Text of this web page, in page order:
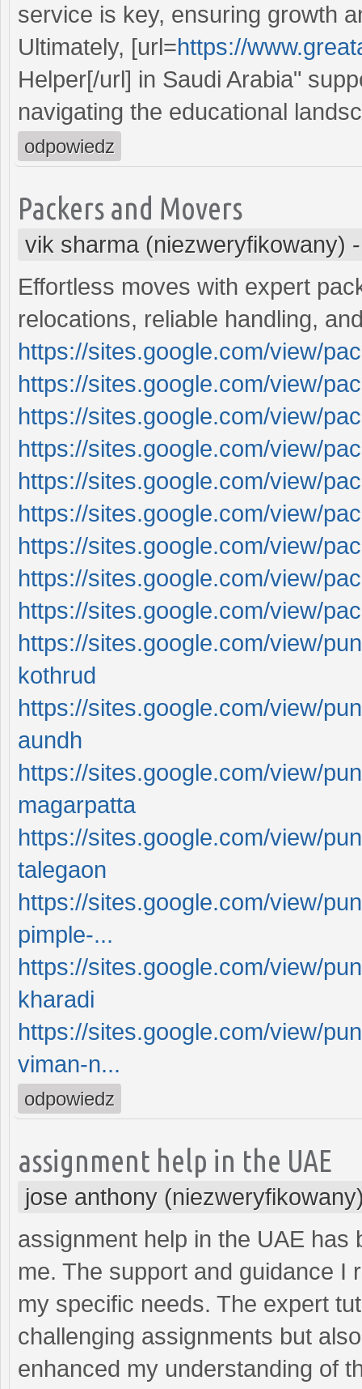
service is key, ensuring growth
Ultimately, [url=https://
Helper[/url] in Saudi Arabia"
navigating the educational
odpowiedz
Packers and Movers
vik sharma (niezweryfikowany)
Effortless moves with expert
relocations, reliable handling,
https://sites.google.com/view/
https://sites.google.com/view/
https://sites.google.com/view/
https://sites.google.com/view/
https://sites.google.com/view/
https://sites.google.com/view/
https://sites.google.com/view/
https://sites.google.com/view/
https://sites.google.com/view/
https://sites.google.com/view/
kothrud
https://sites.google.com/view/
aundh
https://sites.google.com/view/
magarpatta
https://sites.google.com/view/
talegaon
https://sites.google.com/view/
pimple-...
https://sites.google.com/view/
kharadi
https://sites.google.com/view/
viman-n...
odpowiedz
assignment help in the UAE
jose anthony
assignment help in the UAE
me. The support and guidance I
my specific needs. The expert
challenging assignments but
enhanced my understanding of